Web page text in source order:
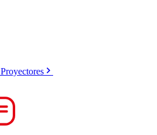
Proyectores